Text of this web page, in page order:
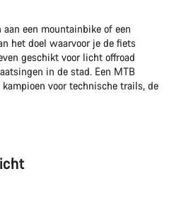
een mountainbike of een
het doel waarvoor je de fiets
geschikt voor licht offroad
in de stad. Een MTB
voor technische trails, de